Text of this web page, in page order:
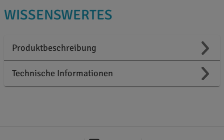
WISSENSWERTES
Produktbeschreibung
Technische Informationen